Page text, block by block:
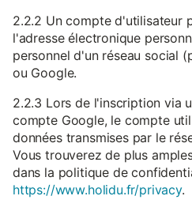
2.2.2 Un compte d'utilisateur
l'adresse électronique
personnel d'un réseau social
ou Google.
2.2.3 Lors de l'inscription via
compte Google, le compte
données transmises par le
Vous trouverez de plus
dans la politique de
https://www.holidu.fr/privacy.